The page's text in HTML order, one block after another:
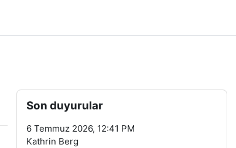
Bloklar
Son duyurular 'yı atla
Son duyurular
6 Temmuz 2026, 12:41 PM
Kathrin Berg